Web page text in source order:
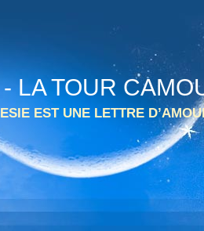
- LA TOUR
EST UNE LETTRE